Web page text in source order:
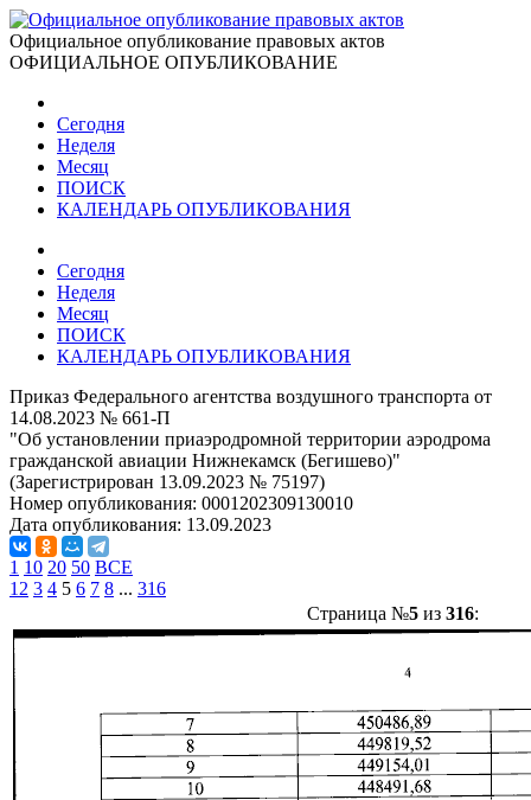
Официальное опубликование правовых актов
ОФИЦИАЛЬНОЕ ОПУБЛИКОВАНИЕ
Сегодня
Неделя
Месяц
ПОИСК
КАЛЕНДАРЬ ОПУБЛИКОВАНИЯ
Сегодня
Неделя
Месяц
ПОИСК
КАЛЕНДАРЬ ОПУБЛИКОВАНИЯ
Приказ Федерального агентства воздушного транспорта от
14.08.2023 № 661-П
"Об установлении приаэродромной территории аэродрома
гражданской авиации Нижнекамск (Бегишево)"
(Зарегистрирован 13.09.2023 № 75197)
Номер опубликования: 0001202309130010
Дата опубликования: 13.09.2023
1 10 20 50 ВСЕ
1 2 3 4 5 6 7 8 ... 316
Страница №5из 316: